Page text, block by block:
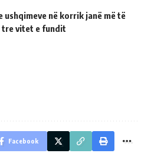
ushqimeve në korrik janë më të
tre vitet e fundit
Facebook